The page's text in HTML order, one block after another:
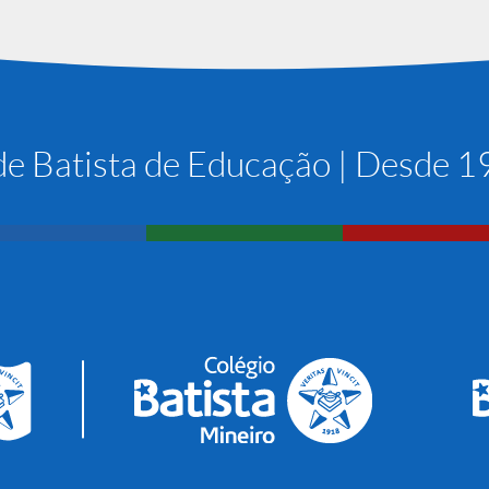
Batista de Educação | Desde